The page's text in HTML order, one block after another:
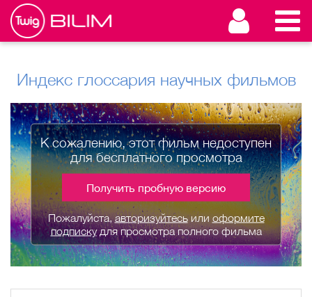
Индекс глоссария научных фильмов
К сожалению, этот фильм недоступен
для бесплатного просмотра
Получить пробную версию
Пожалуйста,авторизуйтесьилиоформите
подпискудля просмотра полного фильма